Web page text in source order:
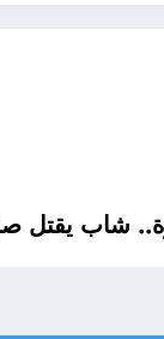
شاب يقتل